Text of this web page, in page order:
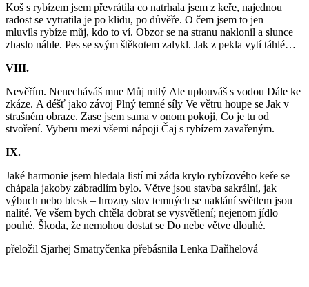
Koš s rybízem jsem převrátila co natrhala jsem z keře, najednou
radost se vytratila je po klidu, po důvěře. O čem jsem to jen
mluvils rybíze můj, kdo to ví. Obzor se na stranu naklonil a slunce
zhaslo náhle. Pes se svým štěkotem zalykl. Jak z pekla vytí táhlé…
VIII.
Nevěřím. Nenecháváš mne Můj milý Ale uplouváš s vodou Dále ke
zkáze. A déšť jako závoj Plný temné síly Ve větru houpe se Jak v
strašném obraze. Zase jsem sama v onom pokoji, Co je tu od
stvoření. Vyberu mezi všemi nápoji Čaj s rybízem zavařeným.
IX.
Jaké harmonie jsem hledala listí mi záda krylo rybízového keře se
chápala jakoby zábradlím bylo. Větve jsou stavba sakrální, jak
výbuch nebo blesk – hrozny slov temných se naklání světlem jsou
nalité. Ve všem bych chtěla dobrat se vysvětlení; nejenom jídlo
pouhé. Škoda, že nemohou dostat se Do nebe větve dlouhé.
přeložil Sjarhej Smatryčenka přebásnila Lenka Daňhelová